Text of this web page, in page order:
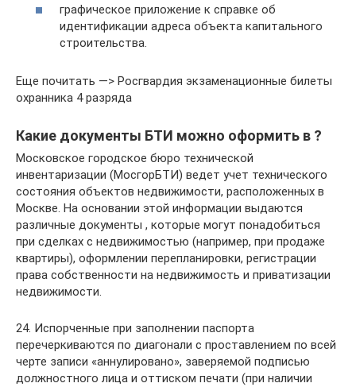
графическое приложение к справке об
идентификации адреса объекта капитального
строительства.
Еще почитать —> Росгвардия экзаменационные билеты
охранника 4 разряда
Какие документы БТИ можно оформить в ?
Московское городское бюро технической
инвентаризации (МосгорБТИ) ведет учет технического
состояния объектов недвижимости, расположенных в
Москве. На основании этой информации выдаются
различные документы , которые могут понадобиться
при сделках с недвижимостью (например, при продаже
квартиры), оформлении перепланировки, регистрации
права собственности на недвижимость и приватизации
недвижимости.
24. Испорченные при заполнении паспорта
перечеркиваются по диагонали с проставлением по всей
черте записи «аннулировано», заверяемой подписью
должностного лица и оттиском печати (при наличии